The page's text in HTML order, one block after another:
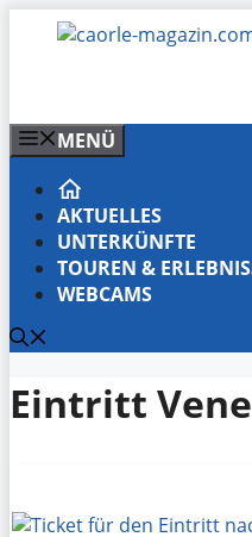
Inhalt
MENÜ
AKTUELLES
UNTERKÜNFTE
TOUREN &
WEBCAMS
Eintritt